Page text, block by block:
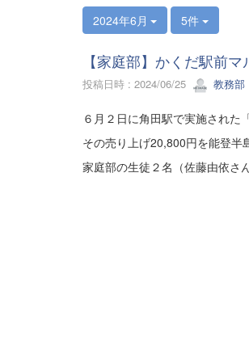
2024年6月 5件
【家庭部】かくだ駅前
投稿日時 : 2024/06/25 教務部
６月２日に角田駅で実施された
その売り上げ20,800円を能登半
家庭部の生徒２名（佐藤由依さ